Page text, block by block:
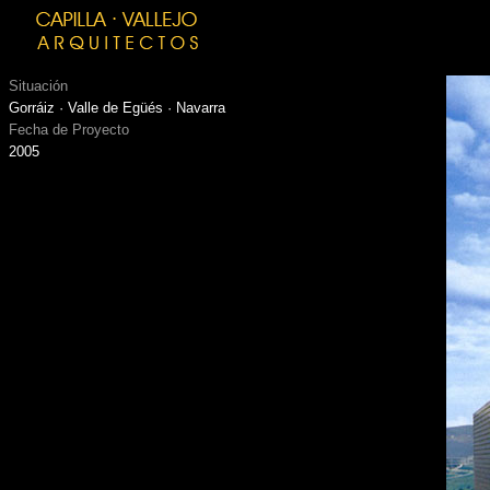
Situación
Gorráiz · Valle de Egüés · Navarra
Fecha de Proyecto
2005